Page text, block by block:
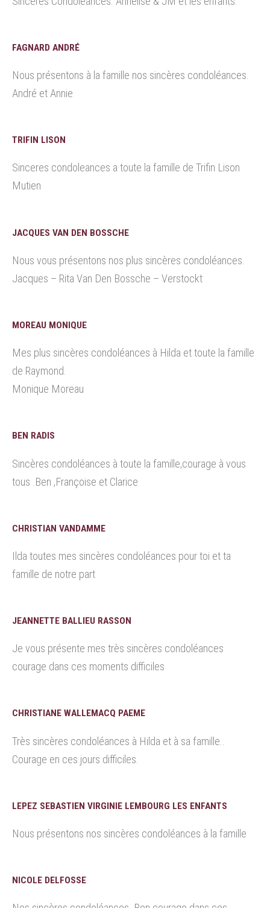
FAGNARD ANDRÉ
Nous présentons à la famille nos sincères condoléances.
André et Annie
TRIFIN LISON
Sinceres condoleances a toute la famille de Trifin Lison
Mutien
JACQUES VAN DEN BOSSCHE
Nous vous présentons nos plus sincères condoléances.
Jacques – Rita Van Den Bossche – Verstockt
MOREAU MONIQUE
Mes plus sincères condoléances à Hilda et toute la famille
de Raymond.
Monique Moreau
BEN RADIS
Sincères condoléances à toute la famille,courage à vous
tous .Ben ,Françoise et Clarice
CHRISTIAN VANDAMME
Ilda toutes mes sincères condoléances pour toi et ta
famille de notre part
JEANNETTE BALLIEU RASSON
Je vous présente mes très sincères condoléances
courage dans ces moments difficiles
CHRISTIANE WALLEMACQ PAEME
Très sincères condoléances à Hilda et à sa famille..
Courage en ces jours difficiles.
LEPEZ SEBASTIEN VIRGINIE LEMBOURG LES ENFANTS
Nous présentons nos sincères condoléances à la famille
NICOLE DELFOSSE